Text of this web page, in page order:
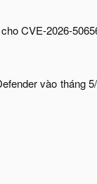
CVE-2026-
vào tháng